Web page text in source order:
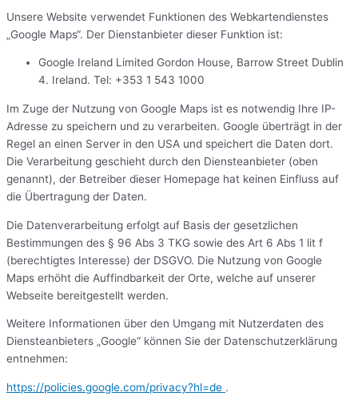
Unsere Website verwendet Funktionen des Webkartendienstes
„Google Maps“. Der Dienstanbieter dieser Funktion ist:
Google Ireland Limited Gordon House, Barrow Street Dublin
4. Ireland. Tel: +353 1 543 1000
Im Zuge der Nutzung von Google Maps ist es notwendig Ihre IP-
Adresse zu speichern und zu verarbeiten. Google überträgt in der
Regel an einen Server in den USA und speichert die Daten dort.
Die Verarbeitung geschieht durch den Diensteanbieter (oben
genannt), der Betreiber dieser Homepage hat keinen Einfluss auf
die Übertragung der Daten.
Die Datenverarbeitung erfolgt auf Basis der gesetzlichen
Bestimmungen des § 96 Abs 3 TKG sowie des Art 6 Abs 1 lit f
(berechtigtes Interesse) der DSGVO. Die Nutzung von Google
Maps erhöht die Auffindbarkeit der Orte, welche auf unserer
Webseite bereitgestellt werden.
Weitere Informationen über den Umgang mit Nutzerdaten des
Diensteanbieters „Google“ können Sie der Datenschutzerklärung
entnehmen:
https://policies.google.com/privacy?hl=de .